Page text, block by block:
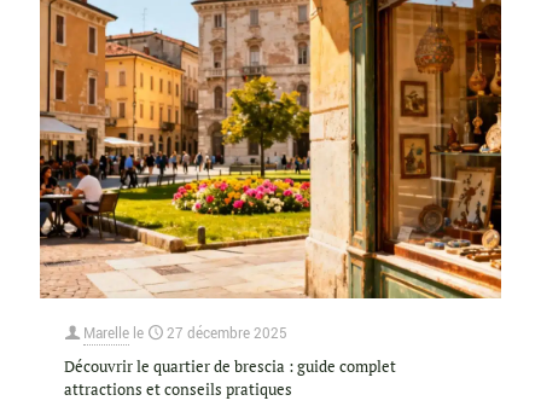
Marelle le 27 décembre 2025
Découvrir le quartier de brescia : guide complet
attractions et conseils pratiques